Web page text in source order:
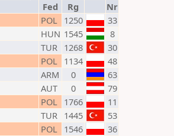
Fed Rg
Nr
POL 1250
33
HUN 1545
8
TUR 1268
30
POL 1134
48
ARM 0
63
AUT 0
79
POL 1766
11
TUR 1445
53
POL 1546
36